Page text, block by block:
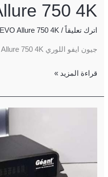
750 4K
اترك تعليقاً /
Allure 750 4K
جيون ايفو اللوري Geant EVO Allure 750 4K
قراءة المزيد »